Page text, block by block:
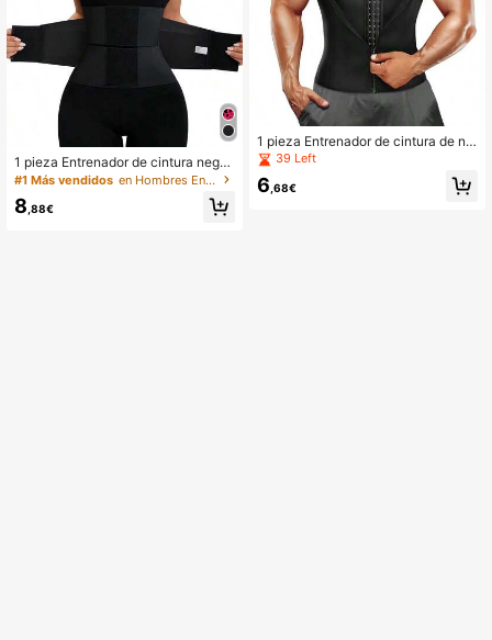
1 pieza Entrenador de cintura negr
o, Cinturón elástico para la cintura,
ara mujeres
#1 Más vendidos en Hombres Entrenador de cintura deportivo
8,88€
1 pieza Entrenador de cintura de ne
opreno negro, moldeador de cintura
abdominal deportivo y de fitness co
n cremallera y botón
39 Left
6 ,68€